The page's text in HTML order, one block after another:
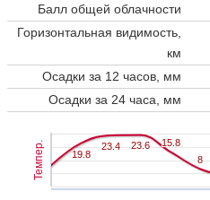
Балл общей облачности
Горизонтальная видимость,
км
Осадки за 12 часов, мм
Осадки за 24 часа, мм
Темпер. 19.8
19.8
23.4
23.4 23.6
23.6 15.8
15.8
8
8